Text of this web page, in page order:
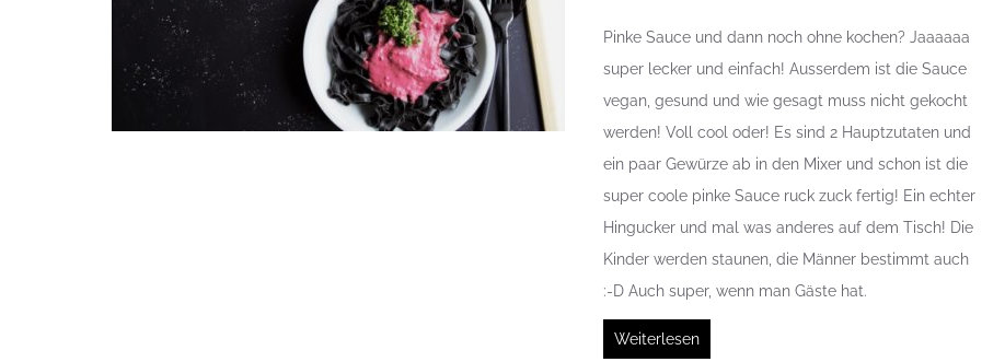
Pinke Sauce und dann noch ohne kochen? Jaaaaaa
super lecker und einfach! Ausserdem ist die Sauce
vegan, gesund und wie gesagt muss nicht gekocht
werden! Voll cool oder! Es sind 2 Hauptzutaten und
ein paar Gewürze ab in den Mixer und schon ist die
super coole pinke Sauce ruck zuck fertig! Ein echter
Hingucker und mal was anderes auf dem Tisch! Die
Kinder werden staunen, die Männer bestimmt auch
:-D Auch super, wenn man Gäste hat.
Weiterlesen